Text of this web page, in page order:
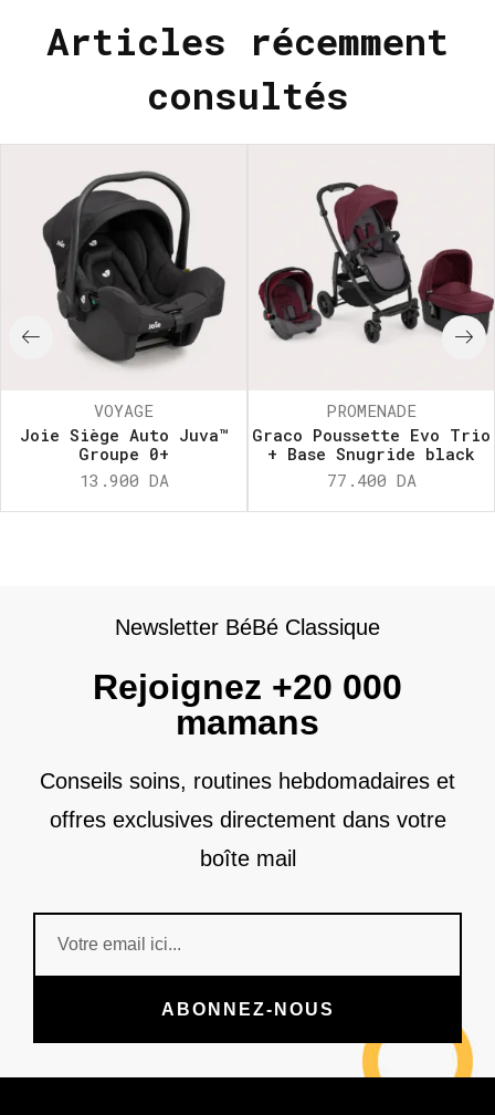
Articles récemment
consultés
VOYAGE
Joie Siège Auto Juva™
Groupe 0+
13.900 DA
PROMENADE
Graco Poussette Evo Trio
+ Base Snugride black
77.400 DA
Newsletter BéBé Classique
Rejoignez +20 000
mamans
Conseils soins, routines hebdomadaires et
offres exclusives directement dans votre
boîte mail
ABONNEZ-NOUS